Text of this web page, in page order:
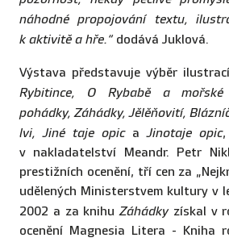
náhodné propojování textu,
k aktivitě a hře.“dodává Juklová.
Výstava představuje výběr
Rybitince, O Rybabě a mořské
pohádky, Záhádky, Jělěňovití,
lvi, Jiné taje opic aJinotaje opic,
v nakladatelství Meandr. Petr
prestižních ocenění, tří cen za
udělených Ministerstvem kultury v
2002 a za knihuZáhádkyzískal v
ocenění Magnesia Litera - Kniha